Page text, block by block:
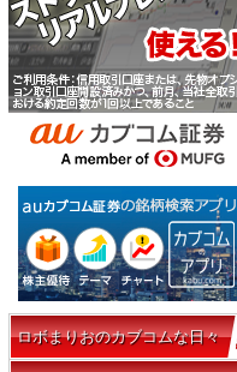
ロボまりおのカブコムな日々